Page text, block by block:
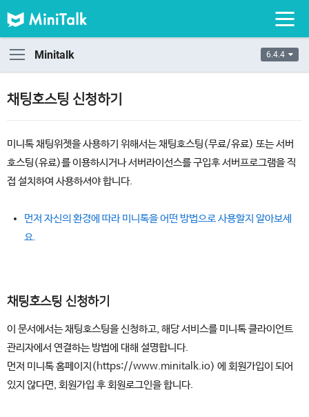
Minitalk 6.4.4
채팅호스팅 신청하기
미니톡 채팅위젯을 사용하기 위해서는 채팅호스팅(무료/유료) 또는 서버
호스팅(유료)를 이용하시거나 서버라이선스를 구입후 서버프로그램을 직
접 설치하여 사용하셔야 합니다.
먼저 자신의 환경에 따라 미니톡을 어떤 방법으로 사용할지 알아보세
요.
채팅호스팅 신청하기
이 문서에서는 채팅호스팅을 신청하고, 해당 서비스를 미니톡 클라이언트
관리자에서 연결하는 방법에 대해 설명합니다.
먼저 미니톡 홈페이지(https://www.minitalk.io) 에 회원가입이 되어
있지 않다면, 회원가입 후 회원로그인을 합니다.